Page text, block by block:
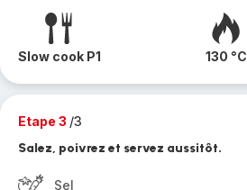
Slow cook P1 130 °C
Etape 3 /3
Salez, poivrez et servez aussitôt.
Sel